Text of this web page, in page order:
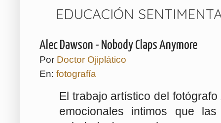
EDUCACIÓN
Alec Dawson - Nobody Claps Anymore
Por Doctor Ojiplático
En: fotografía
El trabajo artístico del fotógrafo
emocionales intimos que